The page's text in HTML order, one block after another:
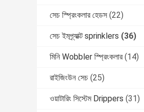
সেচ স্প্রিংকলার হেডস (22)
সেচ ইমপ্র্যাক্ট sprinklers (36)
মিনি Wobbler স্প্রিংকলার (14)
রাইজিংউন সেচ (25)
ওয়াটারিং সিস্টেম Drippers (31)